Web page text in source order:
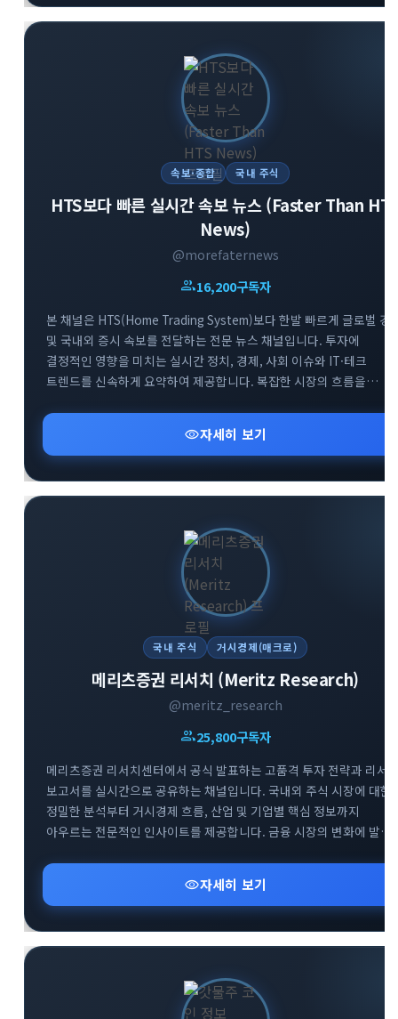
속보·종합 국내 주식
HTS보다 빠른 실시간 속보 뉴스 (Faster Than
News)
@morefaternews
group16,200구독자
본 채널은 HTS(Home Trading System)보다 한발 빠르게 글로벌 경
및 국내외 증시 속보를 전달하는 전문 뉴스 채널입니다. 투자에
결정적인 영향을 미치는 실시간 정치, 경제, 사회 이슈와 IT·테크
트렌드를 신속하게 요약하여 제공합니다. 복잡한 시장의 흐름을
빠르고 정확한 정보를 엄선하여 공유합니다. 급변하는 시장 속에서
최고의 정보 경쟁력을 확보해 보세요.
visibility자세히 보기
국내 주식 거시경제(매크로)
메리츠증권 리서치 (Meritz Research)
@meritz_research
group25,800구독자
메리츠증권 리서치센터에서 공식 발표하는 고품격 투자 전략과 리서
보고서를 실시간으로 공유하는 채널입니다. 국내외 주식 시장에 대한
정밀한 분석부터 거시경제 흐름, 산업 및 기업별 핵심 정보까지
아우르는 전문적인 인사이트를 제공합니다. 금융 시장의 변화에 발
높은 데이터를 엄선하여 전달해 드립니다.
visibility자세히 보기